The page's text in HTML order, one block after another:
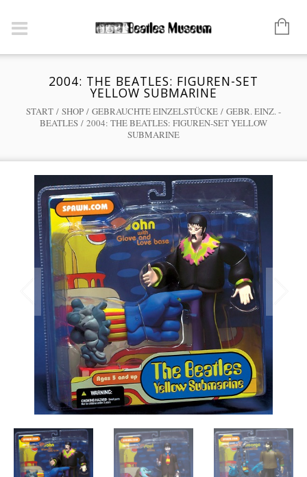
2004: THE BEATLES: FIGUREN-SET
YELLOW SUBMARINE
START / SHOP / GEBRAUCHTE EINZELSTÜCKE / GEBR. EINZ. -
BEATLES / 2004: THE BEATLES: FIGUREN-SET YELLOW
SUBMARINE